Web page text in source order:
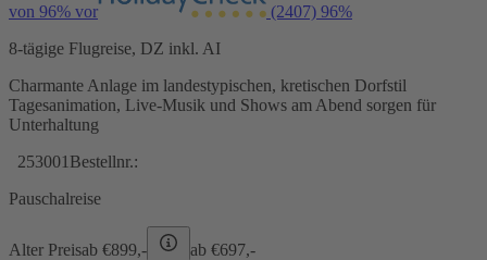
von 96% vor (2407) 96%
8-tägige Flugreise, DZ inkl. AI
Charmante Anlage im landestypischen, kretischen Dorfstil
Tagesanimation, Live-Musik und Shows am Abend sorgen für
Unterhaltung
253001 Bestellnr.:
Pauschalreise
Alter Preisab €899,- ab €697,-